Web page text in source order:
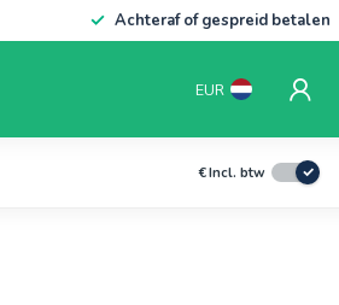
Achteraf of gespreid betalen
EUR
€Incl. btw